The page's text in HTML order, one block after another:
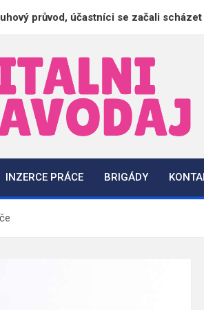
účastníci se začali scházet na
INZERCE PRÁCE BRIGÁDY